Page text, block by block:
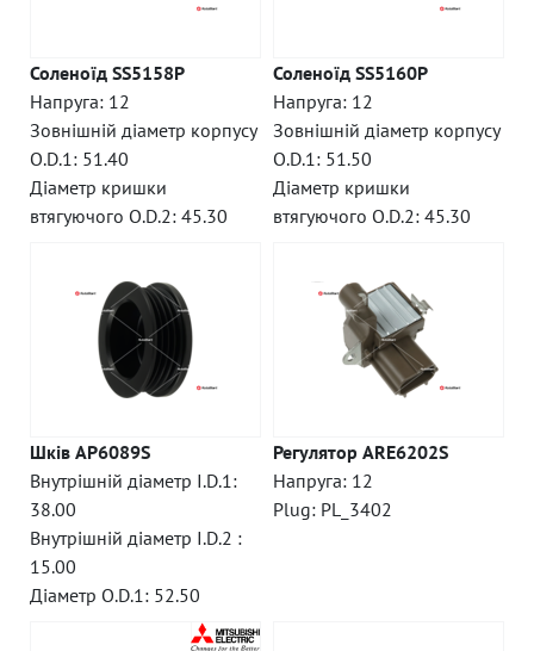
Соленоїд SS5158P
Напруга: 12
Зовнішній діаметр корпусу
O.D.1: 51.40
Діаметр кришки
втягуючого O.D.2: 45.30
Соленоїд SS5160P
Напруга: 12
Зовнішній діаметр корпусу
O.D.1: 51.50
Діаметр кришки
втягуючого O.D.2: 45.30
Шків AP6089S
Внутрішній діаметр I.D.1:
38.00
Внутрішній діаметр I.D.2 :
15.00
Діаметр O.D.1: 52.50
Регулятор ARE6202S
Напруга: 12
Plug: PL_3402